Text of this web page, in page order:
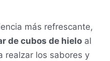
más refrescante,
de cubos de hielo al
realzar los sabores y